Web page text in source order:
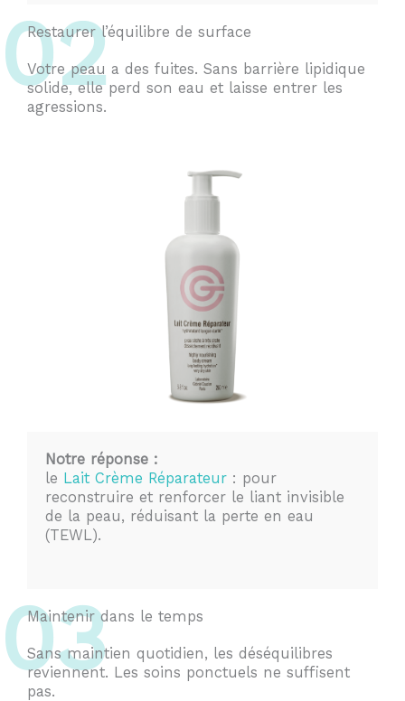
02
Restaurer l’équilibre de surface
Votre peau a des fuites. Sans barrière lipidique
solide, elle perd son eau et laisse entrer les
agressions.
Notre réponse :
le Lait Crème Réparateur : pour
reconstruire et renforcer le liant invisible
de la peau, réduisant la perte en eau
(TEWL).
03
Maintenir dans le temps
Sans maintien quotidien, les déséquilibres
reviennent. Les soins ponctuels ne suffisent
pas.